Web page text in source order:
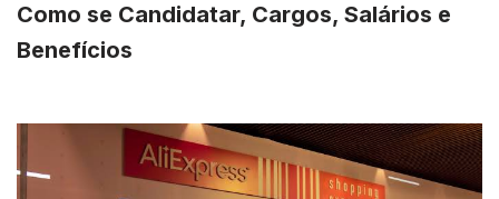
Como se Candidatar, Cargos, Salários e
Benefícios